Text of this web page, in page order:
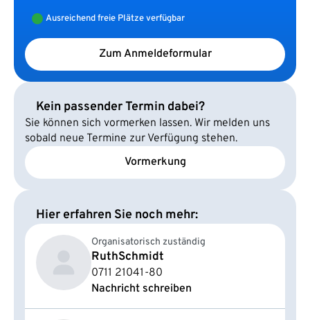
Ausreichend freie Plätze verfügbar
Zum Anmeldeformular
Kein passender Termin dabei?
Sie können sich vormerken lassen. Wir melden uns
sobald neue Termine zur Verfügung stehen.
Vormerkung
Hier erfahren Sie noch mehr:
Organisatorisch zuständig
RuthSchmidt
0711 21041-80
Nachricht schreiben